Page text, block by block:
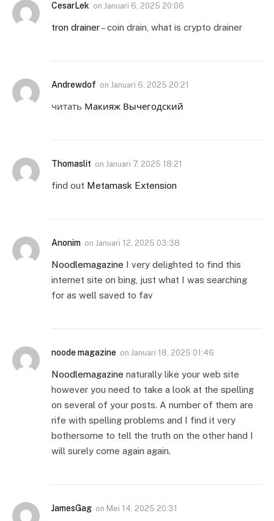
CesarLek on Januari 6, 2025 20:06
tron drainer– coin drain, what is crypto drainer
Andrewdof on Januari 6, 2025 20:21
читать Макияж Вычегодский
Thomaslit on Januari 7, 2025 18:21
find out Metamask Extension
Anonim on Januari 12, 2025 03:38
Noodlemagazine I very delighted to find this
internet site on bing, just what I was searching
for as well saved to fav
noode magazine on Januari 18, 2025 01:46
Noodlemagazine naturally like your web site
however you need to take a look at the spelling
on several of your posts. A number of them are
rife with spelling problems and I find it very
bothersome to tell the truth on the other hand I
will surely come again again.
JamesGag on Mei 14, 2025 20:31